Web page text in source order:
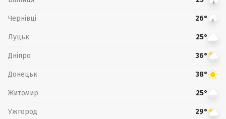
Чернівці 26°
Луцьк 25°
Дніпро 36°
Донецьк 38°
Житомир 25°
Ужгород 29°